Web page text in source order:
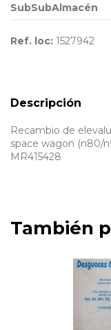
SubSubAlmacén
Ref. loc: 1527942
Descripción
Recambio de
space wagon (n80/
MR415428
También